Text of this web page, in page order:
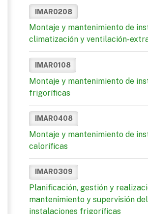
IMAR0208
Montaje y mantenimiento de
climatización y ventilación-
IMAR0108
Montaje y mantenimiento de
frigoríficas
IMAR0408
Montaje y mantenimiento de
caloríficas
IMAR0309
Planificación, gestión y
mantenimiento y supervisión
instalaciones frigoríficas